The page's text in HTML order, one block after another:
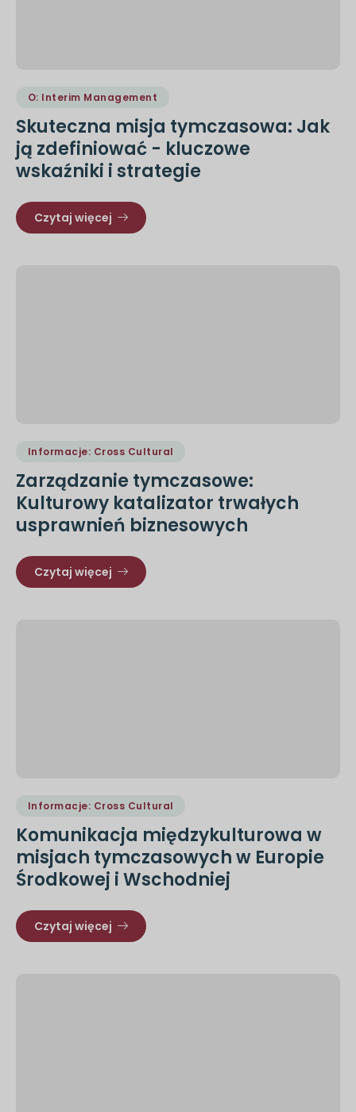
O: Interim Management
Skuteczna misja tymczasowa: Jak
ją zdefiniować - kluczowe
wskaźniki i strategie
Czytaj więcej
Informacje: Cross Cultural
Zarządzanie tymczasowe:
Kulturowy katalizator trwałych
usprawnień biznesowych
Czytaj więcej
Informacje: Cross Cultural
Komunikacja międzykulturowa w
misjach tymczasowych w Europie
Środkowej i Wschodniej
Czytaj więcej